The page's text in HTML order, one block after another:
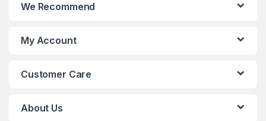
We Recommend
My Account
Customer Care
About Us